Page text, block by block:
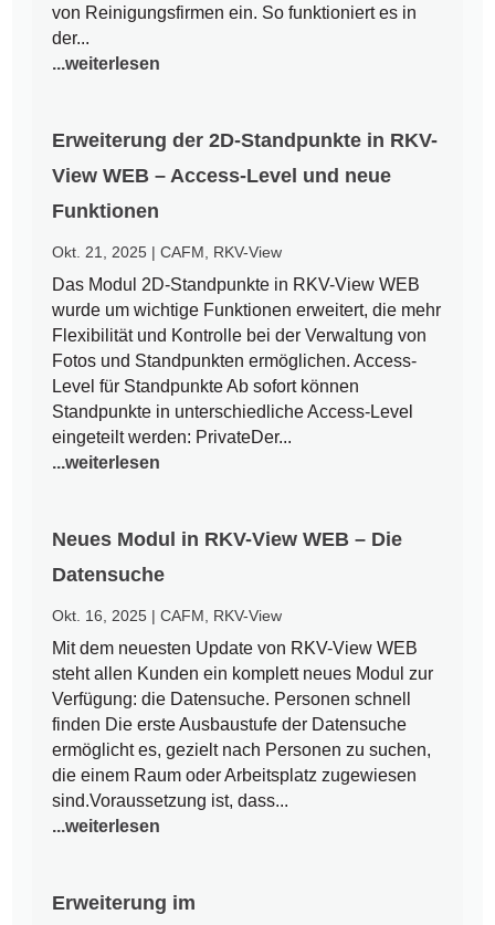
von Reinigungsfirmen ein. So funktioniert es in
der...
...weiterlesen
Erweiterung der 2D-Standpunkte in RKV-
View WEB – Access-Level und neue
Funktionen
Okt. 21, 2025 |CAFM RKV-View
Das Modul 2D-Standpunkte in RKV-View WEB
wurde um wichtige Funktionen erweitert, die mehr
Flexibilität und Kontrolle bei der Verwaltung von
Fotos und Standpunkten ermöglichen. Access-
Level für Standpunkte Ab sofort können
Standpunkte in unterschiedliche Access-Level
eingeteilt werden: PrivateDer...
...weiterlesen
Neues Modul in RKV-View WEB – Die
Datensuche
Okt. 16, 2025 |CAFM RKV-View
Mit dem neuesten Update von RKV-View WEB
steht allen Kunden ein komplett neues Modul zur
Verfügung: die Datensuche. Personen schnell
finden Die erste Ausbaustufe der Datensuche
ermöglicht es, gezielt nach Personen zu suchen,
die einem Raum oder Arbeitsplatz zugewiesen
sind.Voraussetzung ist, dass...
...weiterlesen
Erweiterung im